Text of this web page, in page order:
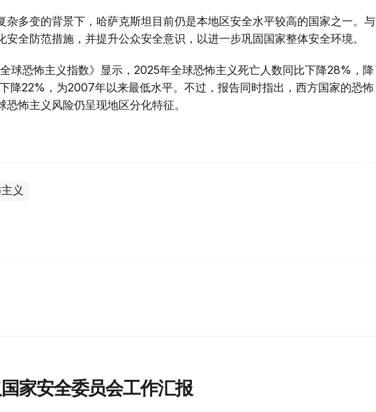
杂多变的背景下，哈萨克斯坦目前仍是本地区安全水平较高的国家之一。与
全防范措施，并提升公众安全意识，以进一步巩固国家整体安全环境。
球恐怖主义指数》显示，2025年全球恐怖主义死亡人数同比下降28%，降
降22%，为2007年以来最低水平。不过，报告同时指出，西方国家的恐怖
怖主义风险仍呈现地区分化特征。
义
家安全委员会工作汇报